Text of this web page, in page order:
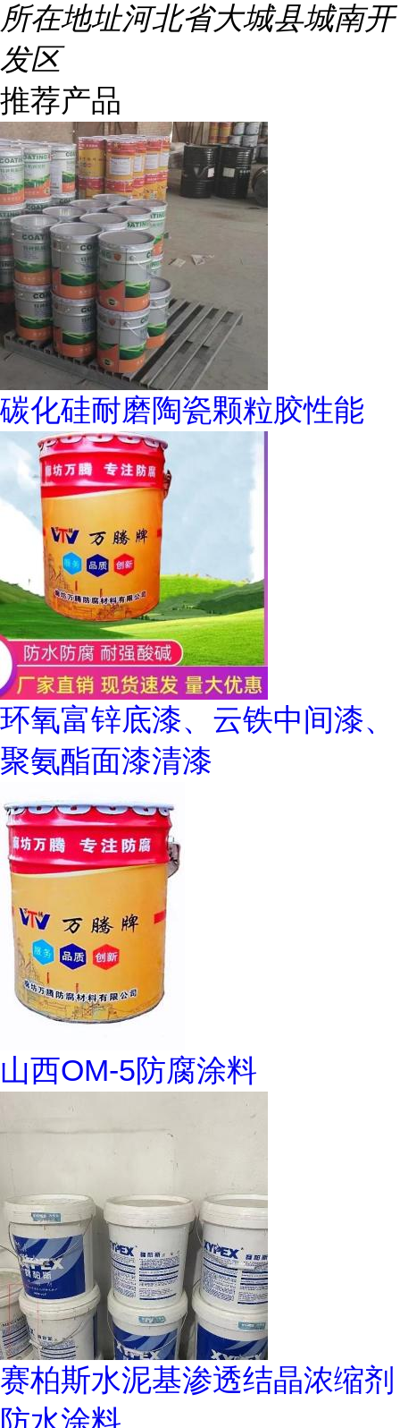
所在地址河北省大城县城南开
发区
推荐产品
碳化硅耐磨陶瓷颗粒胶性能
环氧富锌底漆、云铁中间漆、
聚氨酯面漆清漆
山西OM-5防腐涂料
赛柏斯水泥基渗透结晶浓缩剂
防水涂料